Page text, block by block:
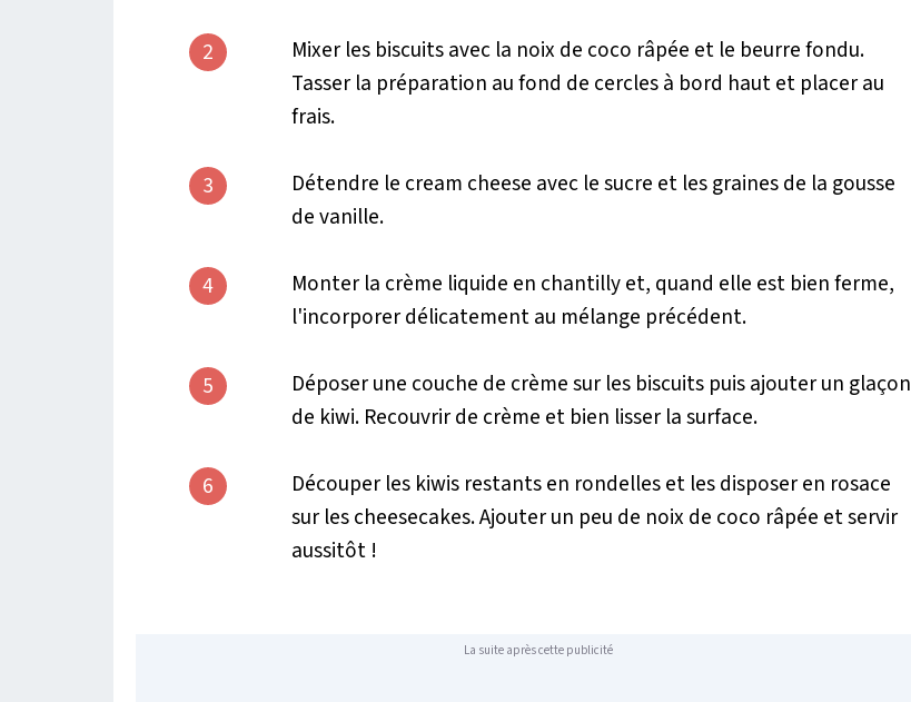
2
Mixer les biscuits avec la noix de coco râpée et le beurre fondu.
Tasser la préparation au fond de cercles à bord haut et placer au
frais.
3
Détendre le cream cheese avec le sucre et les graines de la gousse
de vanille.
4
Monter la crème liquide en chantilly et, quand elle est bien ferme,
l'incorporer délicatement au mélange précédent.
5
Déposer une couche de crème sur les biscuits puis ajouter un glaçon
de kiwi. Recouvrir de crème et bien lisser la surface.
6
Découper les kiwis restants en rondelles et les disposer en rosace
sur les cheesecakes. Ajouter un peu de noix de coco râpée et servir
aussitôt !
La suite après cette publicité